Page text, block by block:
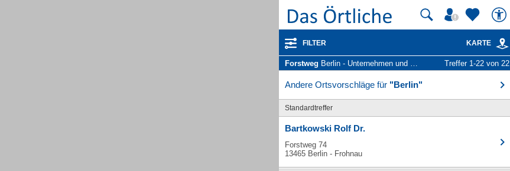
FILTER KARTE
Forstweg Berlin - Unternehmen und Personen Treffer 1-22 von 22
Andere Ortsvorschläge für "Berlin"
Standardtreffer
Bartkowski Rolf Dr.
Forstweg 74
13465 Berlin - Frohnau